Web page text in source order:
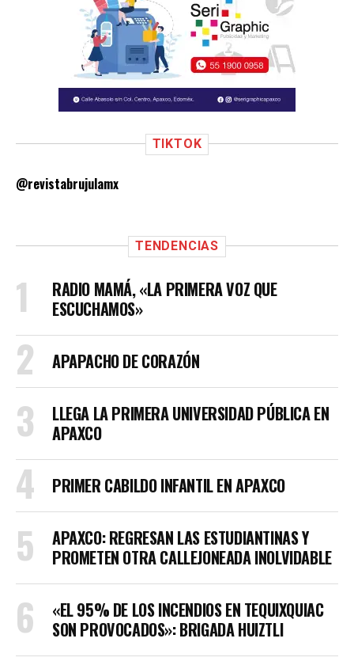
TIKTOK
@revistabrujulamx
TENDENCIAS
RADIO MAMÁ, «LA PRIMERA VOZ QUE
ESCUCHAMOS»
APAPACHO DE CORAZÓN
LLEGA LA PRIMERA UNIVERSIDAD PÚBLICA EN
APAXCO
PRIMER CABILDO INFANTIL EN APAXCO
APAXCO: REGRESAN LAS ESTUDIANTINAS Y
PROMETEN OTRA CALLEJONEADA INOLVIDABLE
«EL 95% DE LOS INCENDIOS EN TEQUIXQUIAC
SON PROVOCADOS»: BRIGADA HUIZTLI